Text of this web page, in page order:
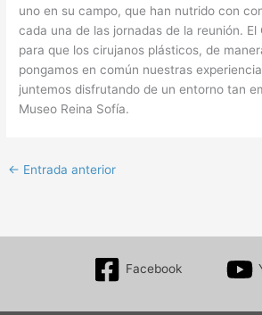
uno en su campo, que han nutrido con
cada una de las jornadas de la reunión.
para que los cirujanos plásticos, de
pongamos en común nuestras
juntemos disfrutando de un entorno tan
Museo Reina Sofía.
← Entrada anterior
Facebook